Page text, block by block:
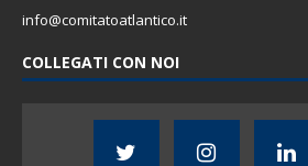
info@comitatoatlantico.it
COLLEGATI CON NOI